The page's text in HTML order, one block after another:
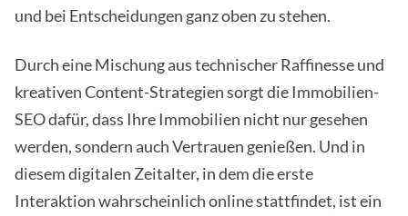
und bei Entscheidungen ganz oben zu stehen.
Durch eine Mischung aus technischer Raffinesse und
kreativen Content-Strategien sorgt die Immobilien-
SEO dafür, dass Ihre Immobilien nicht nur gesehen
werden, sondern auch Vertrauen genießen. Und in
diesem digitalen Zeitalter, in dem die erste
Interaktion wahrscheinlich online stattfindet, ist ein